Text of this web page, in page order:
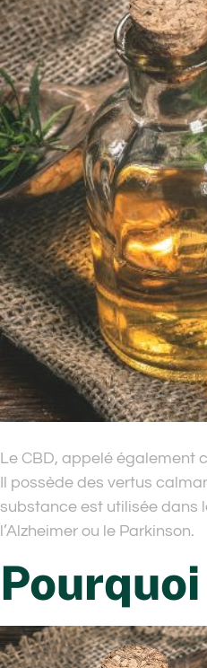
Le CBD, appelé également
Il possède des vertus
substance est utilisée dans
l’Alzheimer ou le Parkinson.